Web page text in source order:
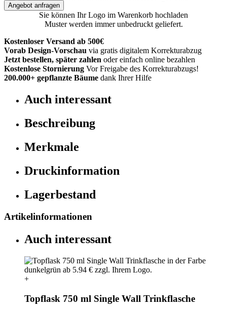
Angebot anfragen
Sie können Ihr Logo im Warenkorb hochladen
Muster werden immer unbedruckt geliefert.
Kostenloser Versand ab 500€
Vorab Design-Vorschau via gratis digitalem Korrekturabzug
Jetzt bestellen, später zahlen oder einfach online bezahlen
Kostenlose Stornierung Vor Freigabe des Korrekturabzugs!
200.000+ gepflanzte Bäume dank Ihrer Hilfe
Auch interessant
Beschreibung
Merkmale
Druckinformation
Lagerbestand
Artikelinformationen
Auch interessant
+
Topflask 750 ml Single Wall Trinkflasche